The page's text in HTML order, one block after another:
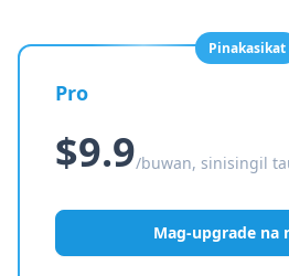
Pinakasikat
Pro
$9.9/buwan, sinisingil
Mag-upgrade na